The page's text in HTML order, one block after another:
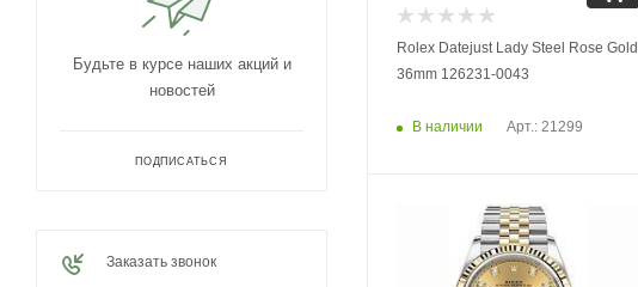
Rolex Datejust Lady Steel Rose Gold
36mm 126231-0043
В наличии Арт.: 21299
Будьте в курсе наших акций и
новостей
ПОДПИСАТЬСЯ
Заказать звонок